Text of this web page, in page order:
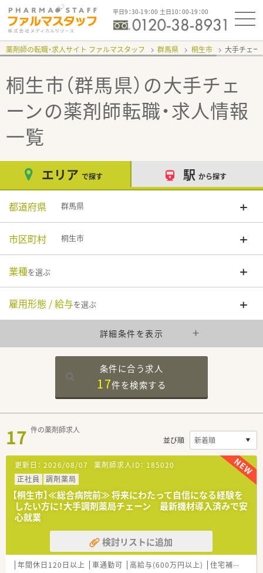
平日9：30-19：00 土日10：00-19：00
薬剤師の転職・求人サイト ファルマスタッフ 群馬県 桐生市 大手チェー
桐生市（群馬県）の大手チェ
ーンの薬剤師転職・求人情報
一覧
エリア で探す 駅 から探す
都道府県 群馬県
市区町村 桐生市
業種を選ぶ
雇用形態 / 給与を選ぶ
詳細条件を表示
条件に合う求人
17件を検索する
17 件の薬剤師求人
並び順
更新日： 2026/08/07 薬剤師求人ID： 185020
正社員
調剤薬局
【桐生市】≪総合病院前≫ 将来にわたって自信になる経験を
したい方に！大手調剤薬局チェーン 最新機材導入済みで安
心就業
検討リストに追加
年間休日120日以上 車通勤可 高給与(600万円以上) 住宅補助(手当)あり